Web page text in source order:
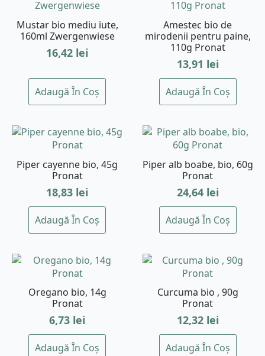
Mustar bio mediu iute,
160ml Zwergenwiese
16,42 lei
Adaugă În Coș
Amestec bio de
mirodenii pentru paine,
110g Pronat
13,91 lei
Adaugă În Coș
Piper cayenne bio, 45g
Pronat
18,83 lei
Adaugă În Coș
Piper alb boabe, bio, 60g
Pronat
24,64 lei
Adaugă În Coș
Oregano bio, 14g
Pronat
6,73 lei
Adaugă În Coș
Curcuma bio , 90g
Pronat
12,32 lei
Adaugă În Coș